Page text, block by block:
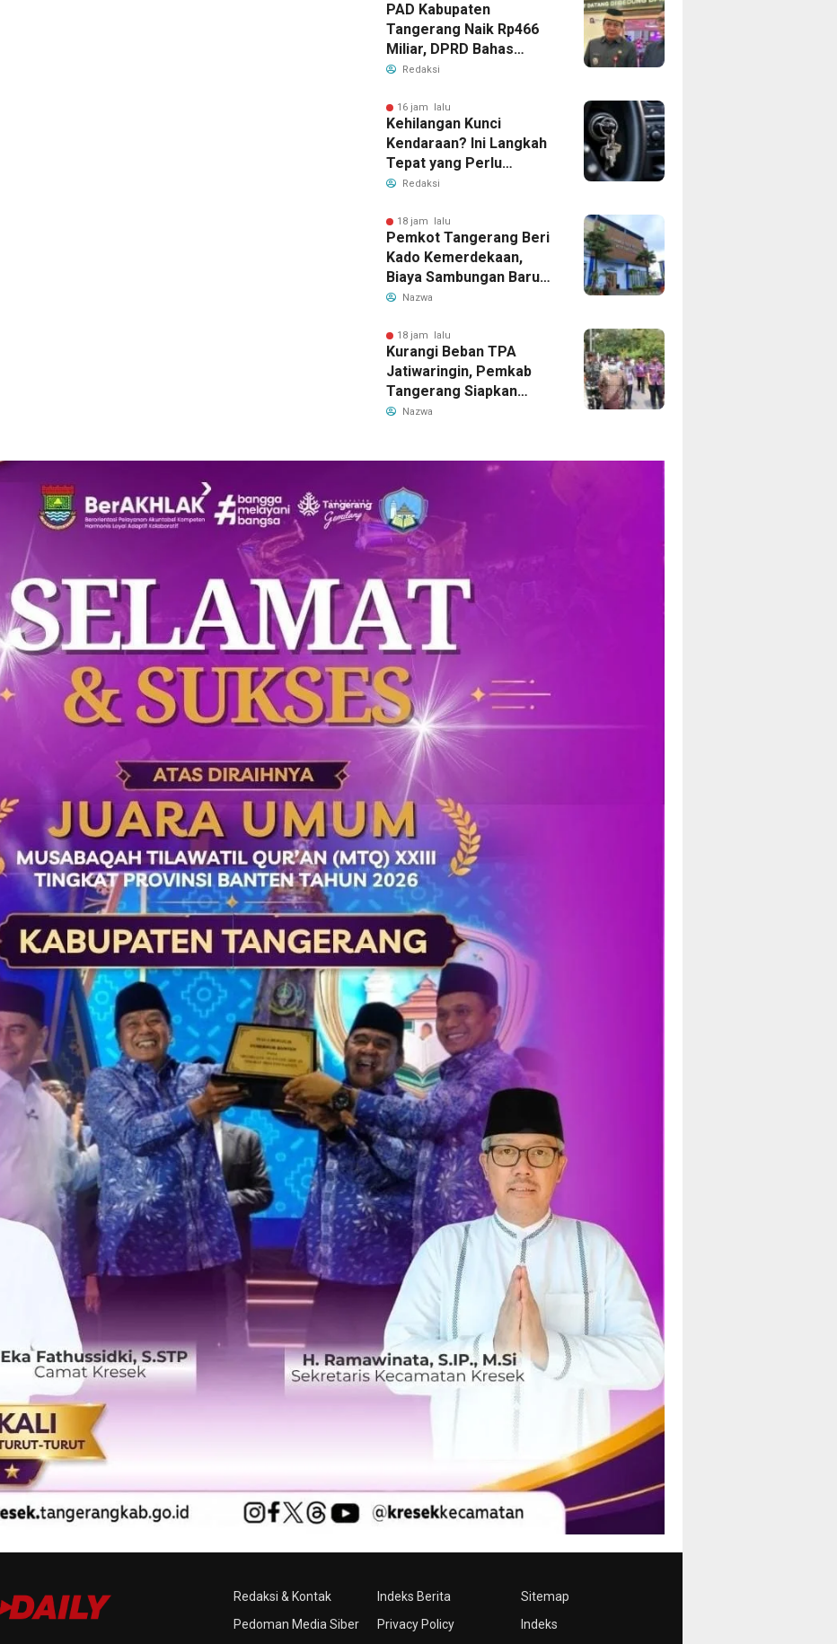
PAD Kabupaten
Tangerang Naik Rp466
Miliar, DPRD Bahas
Perubahan KUA-PPAS
Redaksi
16 jam lalu
Kehilangan Kunci
Kendaraan? Ini Langkah
Tepat yang Perlu
Dilakukan
Redaksi
18 jam lalu
Pemkot Tangerang Beri
Kado Kemerdekaan,
Biaya Sambungan Baru
Air Bersih Dipangkas
Nazwa
18 jam lalu
Kurangi Beban TPA
Jatiwaringin, Pemkab
Tangerang Siapkan
TPS3R Baru di Tigaraksa
Nazwa
Redaksi & Kontak
Pedoman Media Siber
Indeks Berita
Privacy Policy
Sitemap
Indeks